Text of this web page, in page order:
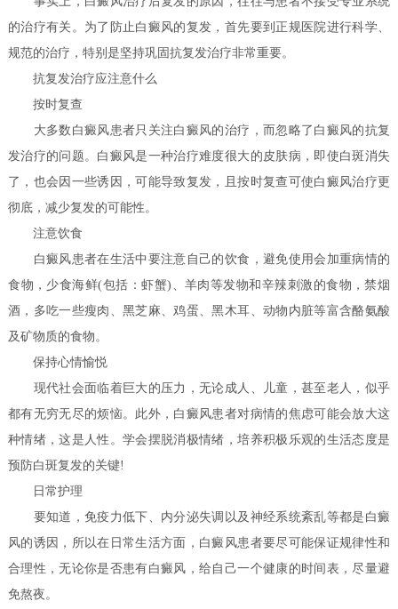
的治疗有关。为了防止白癜风的复发，首先要到正规医院进行科学、
规范的治疗，特别是坚持巩固抗复发治疗非常重要。
抗复发治疗应注意什么
按时复查
大多数白癜风患者只关注白癜风的治疗，而忽略了白癜风的抗复
发治疗的问题。白癜风是一种治疗难度很大的皮肤病，即使白斑消失
了，也会因一些诱因，可能导致复发，且按时复查可使白癜风治疗更
彻底，减少复发的可能性。
注意饮食
白癜风患者在生活中要注意自己的饮食，避免使用会加重病情的
食物，少食海鲜(包括：虾蟹)、羊肉等发物和辛辣刺激的食物，禁烟
酒，多吃一些瘦肉、黑芝麻、鸡蛋、黑木耳、动物内脏等富含酪氨酸
及矿物质的食物。
保持心情愉悦
现代社会面临着巨大的压力，无论成人、儿童，甚至老人，似乎
都有无穷无尽的烦恼。此外，白癜风患者对病情的焦虑可能会放大这
种情绪，这是人性。学会摆脱消极情绪，培养积极乐观的生活态度是
预防白斑复发的关键!
日常护理
要知道，免疫力低下、内分泌失调以及神经系统紊乱等都是白癜
风的诱因，所以在日常生活方面，白癜风患者要尽可能保证规律性和
合理性，无论你是否患有白癜风，给自己一个健康的时间表，尽量避
免熬夜。